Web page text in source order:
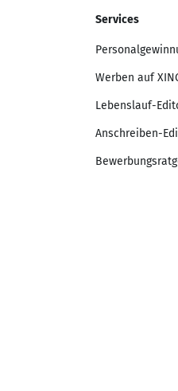
Services
Werben auf
Lebenslauf-
Anschreiben-